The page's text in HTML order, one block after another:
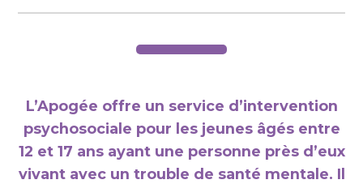
L’Apogée offre un service d’intervention
psychosociale pour les jeunes âgés entre
12 et 17 ans ayant une personne près d’eux
vivant avec un trouble de santé mentale. Il